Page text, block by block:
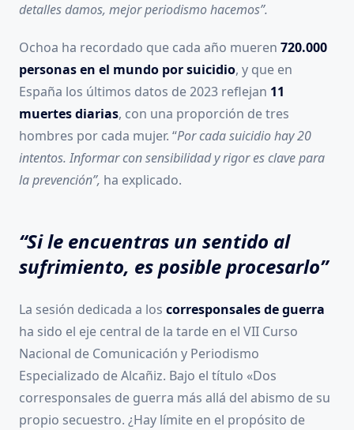
detalles damos, mejor periodismo hacemos”.
Ochoa ha recordado que cada año mueren 720.000
personas en el mundo por suicidio, y que en
España los últimos datos de 2023 reflejan 11
muertes diarias, con una proporción de tres
hombres por cada mujer. “Por cada suicidio hay 20
intentos. Informar con sensibilidad y rigor es clave para
la prevención”, ha explicado.
“Si le encuentras un sentido al
sufrimiento, es posible procesarlo”
La sesión dedicada a los corresponsales de guerra
ha sido el eje central de la tarde en el VII Curso
Nacional de Comunicación y Periodismo
Especializado de Alcañiz. Bajo el título «Dos
corresponsales de guerra más allá del abismo de su
propio secuestro. ¿Hay límite en el propósito de